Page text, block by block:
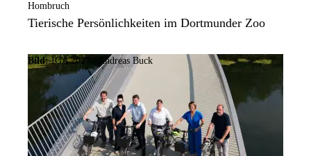
Hombruch
Tierische Persönlichkeiten im Dortmunder Zoo
Bild: IGA 2027 / Andreas Buck